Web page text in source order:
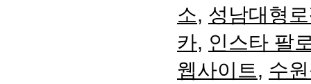
소, 성남대형
카, 인스타 팔
웹사이트, 수